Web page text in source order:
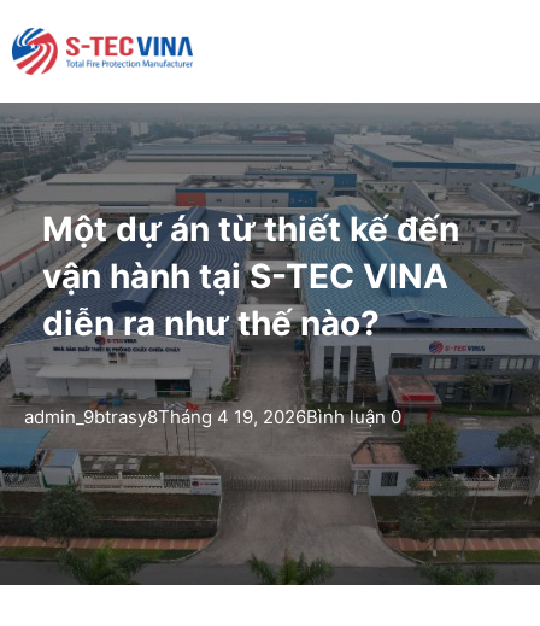
Một dự án từ thiết kế đến
vận hành tại S-TEC VINA
diễn ra như thế nào?
admin_9btrasy8Tháng 4 19, 2026Bình luận 0